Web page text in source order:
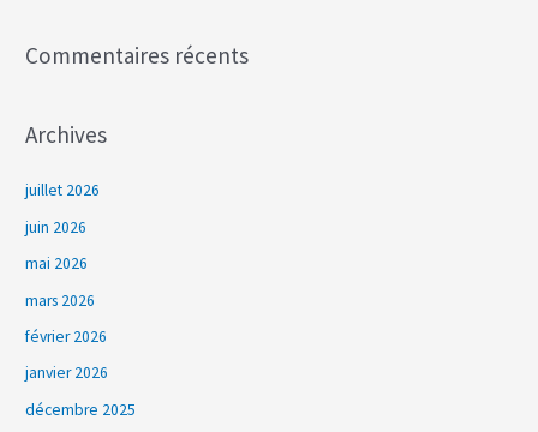
Commentaires récents
Archives
juillet 2026
juin 2026
mai 2026
mars 2026
février 2026
janvier 2026
décembre 2025